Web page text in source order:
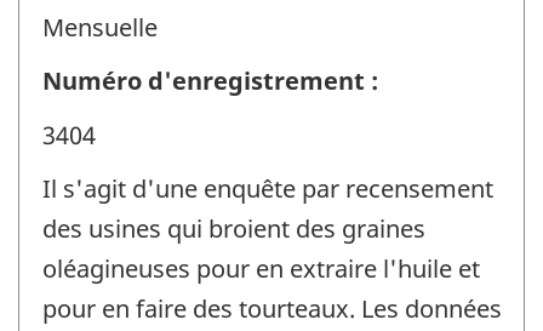
Mensuelle
Numéro d'enregistrement :
3404
Il s'agit d'une enquête par recensement
des usines qui broient des graines
oléagineuses pour en extraire l'huile et
pour en faire des tourteaux. Les données